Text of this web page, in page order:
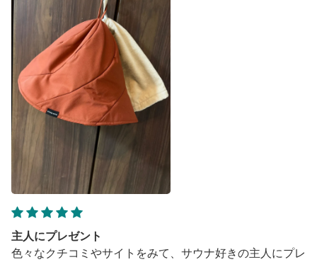
主人にプレゼント
色々なクチコミやサイトをみて、サウナ好きの主人にプレ